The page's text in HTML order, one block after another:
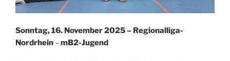
Sonntag, 16. November 2025 – Regionalliga-
Nordrhein –mB2-Jugend